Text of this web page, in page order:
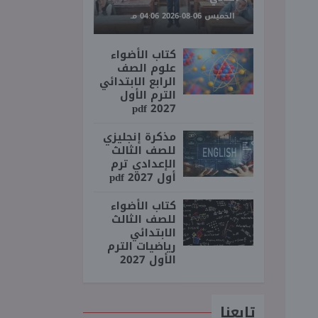
الخميس 06-08-2026 04:06 مـ
كتاب الأضواء
علوم الصف
الرابع الابتدائي
الترم الأول
2027 pdf
مذكرة إنجليزي
للصف الثالث
الإعدادي ترم
أول 2027 pdf
كتاب الأضواء
للصف الثالث
الابتدائي
رياضيات الترم
الأول 2027
تابعنا